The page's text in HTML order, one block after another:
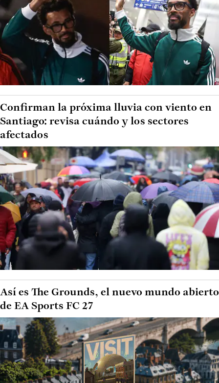
Confirman la próxima lluvia con viento en
Santiago: revisa cuándo y los sectores
afectados
Así es The Grounds, el nuevo mundo abierto
de EA Sports FC 27